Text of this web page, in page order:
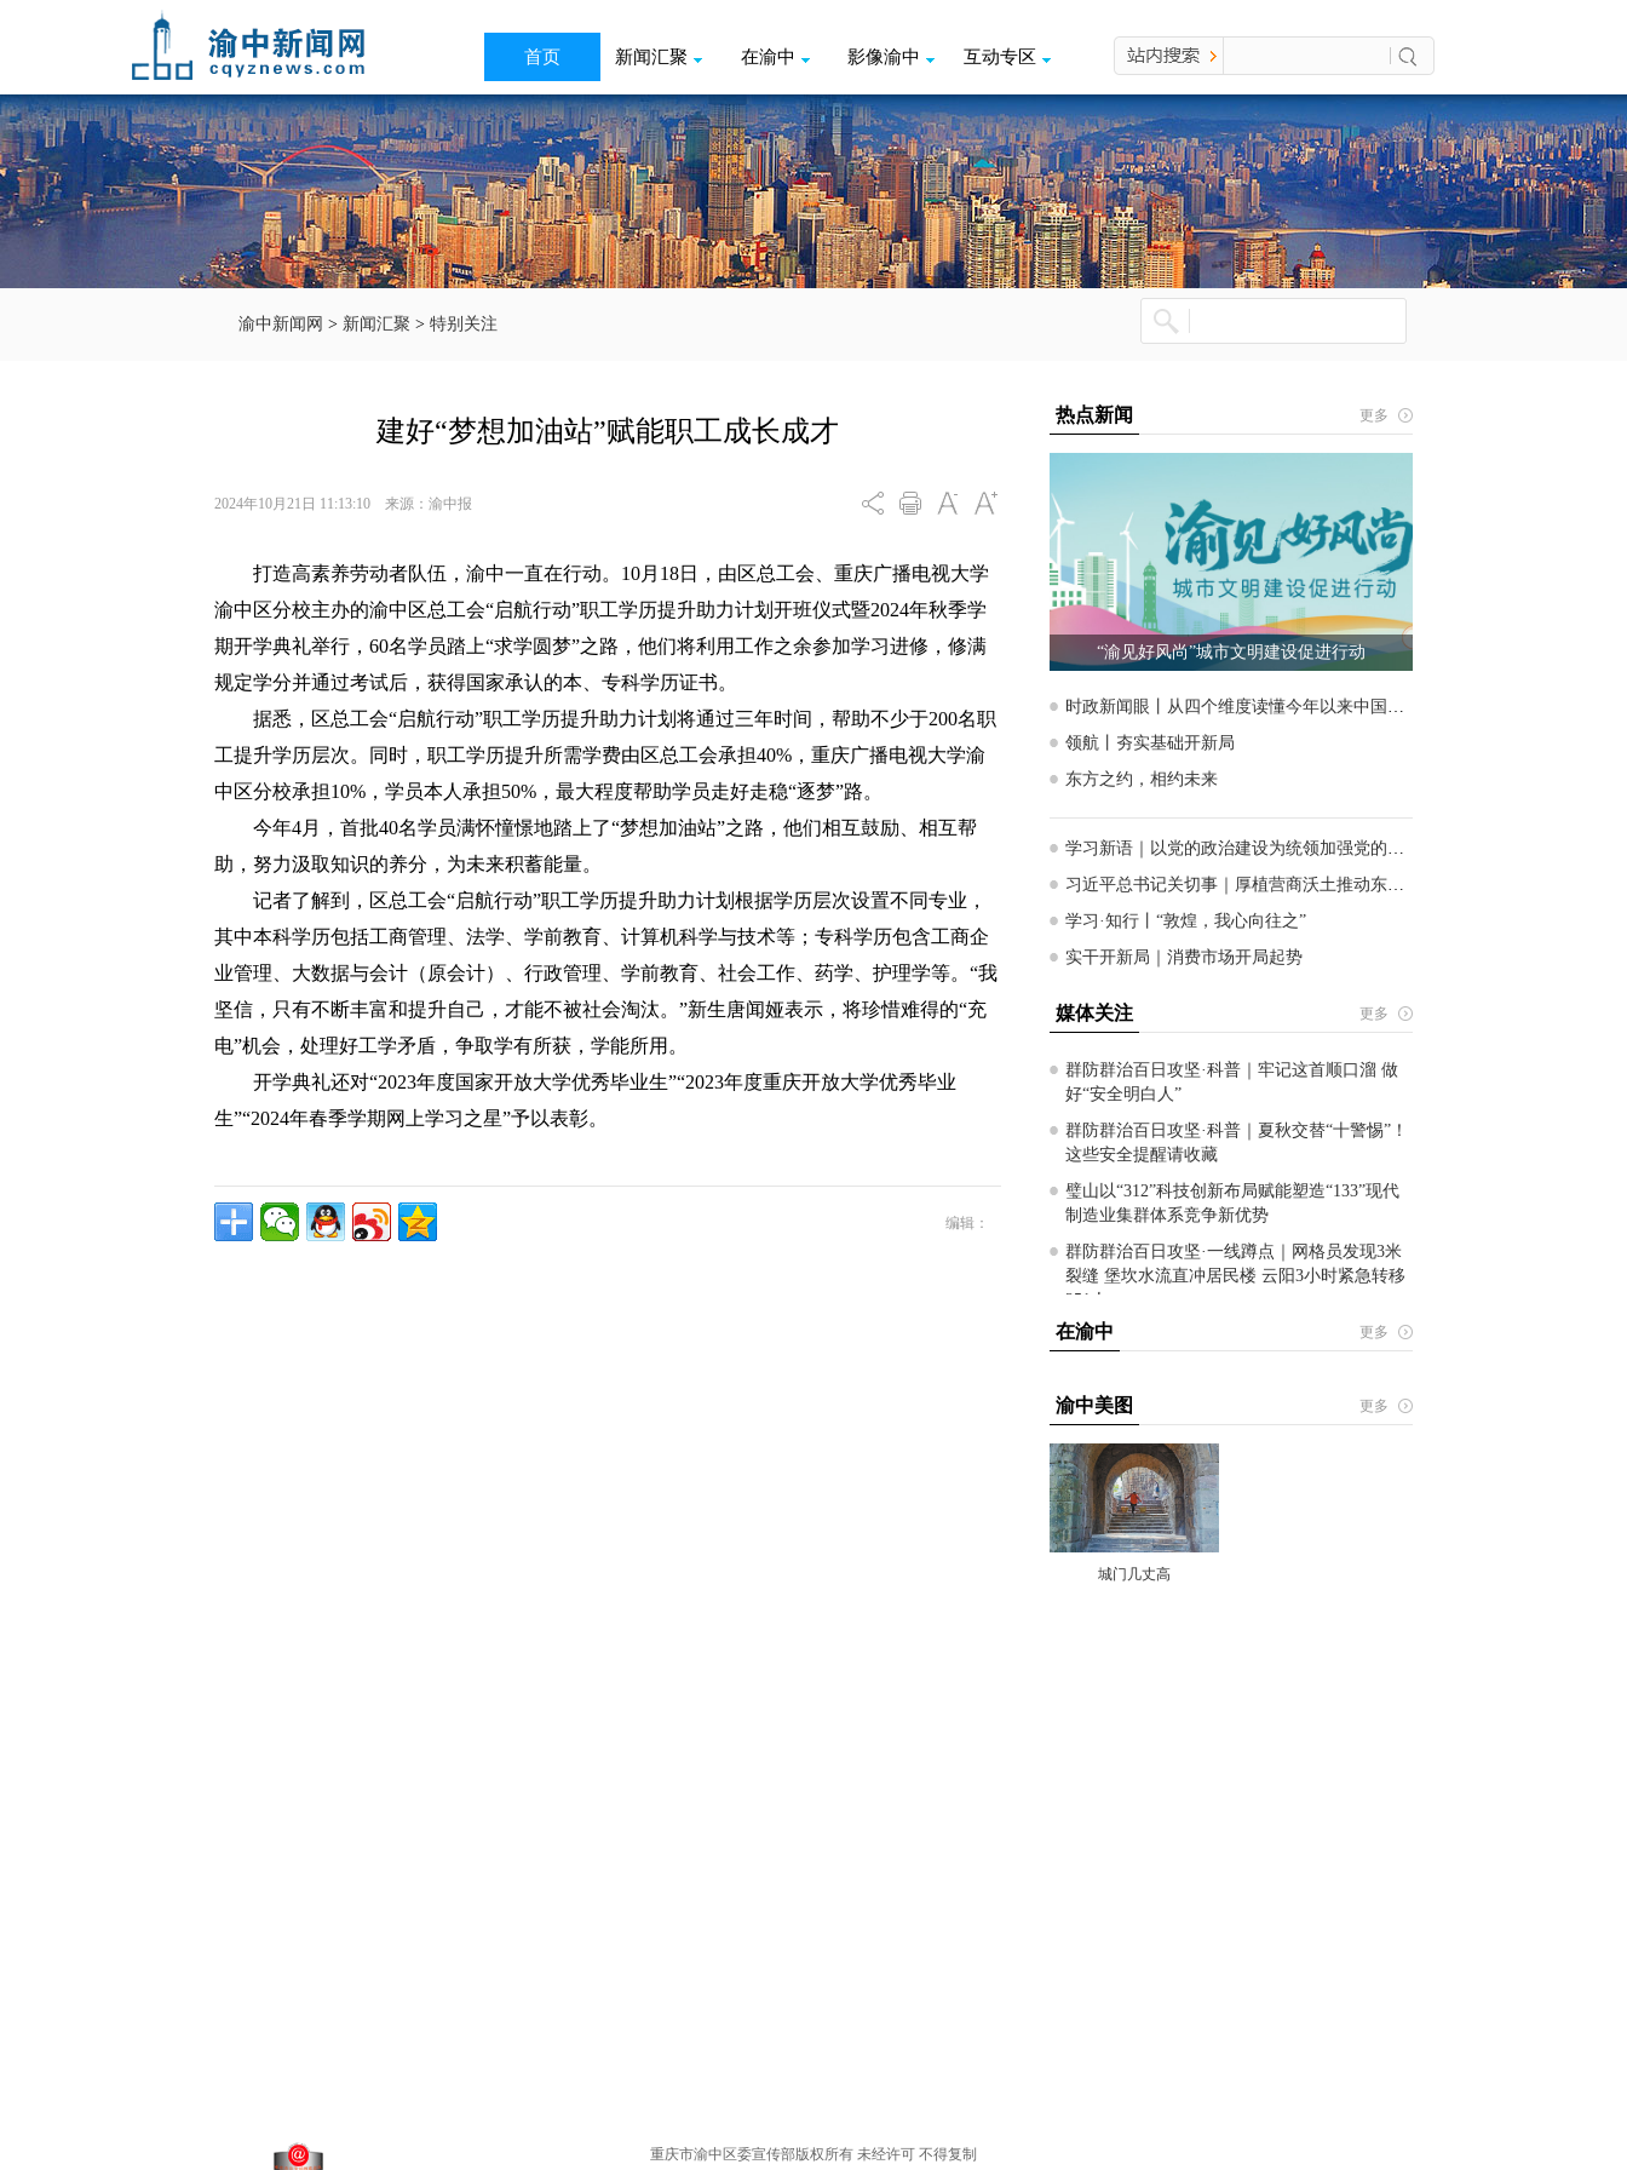
首页 新闻汇聚 在渝中 影像渝中 互动专区
渝中新闻网 > 新闻汇聚 > 特别关注
建好“梦想加油站”赋能职工成长成才
2024年10月21日 11:13:10 来源：渝中报
打造高素养劳动者队伍，渝中一直在行动。10月18日，由区总工会、重庆广播电视大学
渝中区分校主办的渝中区总工会“启航行动”职工学历提升助力计划开班仪式暨2024年秋季学
期开学典礼举行，60名学员踏上“求学圆梦”之路，他们将利用工作之余参加学习进修，修满
规定学分并通过考试后，获得国家承认的本、专科学历证书。
据悉，区总工会“启航行动”职工学历提升助力计划将通过三年时间，帮助不少于200名职
工提升学历层次。同时，职工学历提升所需学费由区总工会承担40%，重庆广播电视大学渝
中区分校承担10%，学员本人承担50%，最大程度帮助学员走好走稳“逐梦”路。
今年4月，首批40名学员满怀憧憬地踏上了“梦想加油站”之路，他们相互鼓励、相互帮
助，努力汲取知识的养分，为未来积蓄能量。
记者了解到，区总工会“启航行动”职工学历提升助力计划根据学历层次设置不同专业，
其中本科学历包括工商管理、法学、学前教育、计算机科学与技术等；专科学历包含工商企
业管理、大数据与会计（原会计）、行政管理、学前教育、社会工作、药学、护理学等。“我
坚信，只有不断丰富和提升自己，才能不被社会淘汰。”新生唐闻娅表示，将珍惜难得的“充
电”机会，处理好工学矛盾，争取学有所获，学能所用。
开学典礼还对“2023年度国家开放大学优秀毕业生”“2023年度重庆开放大学优秀毕业
生”“2024年春季学期网上学习之星”予以表彰。
编辑：
重庆市渝中区委宣传部版权所有 未经许可 不得复制